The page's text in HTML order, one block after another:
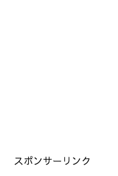
スポンサーリンク